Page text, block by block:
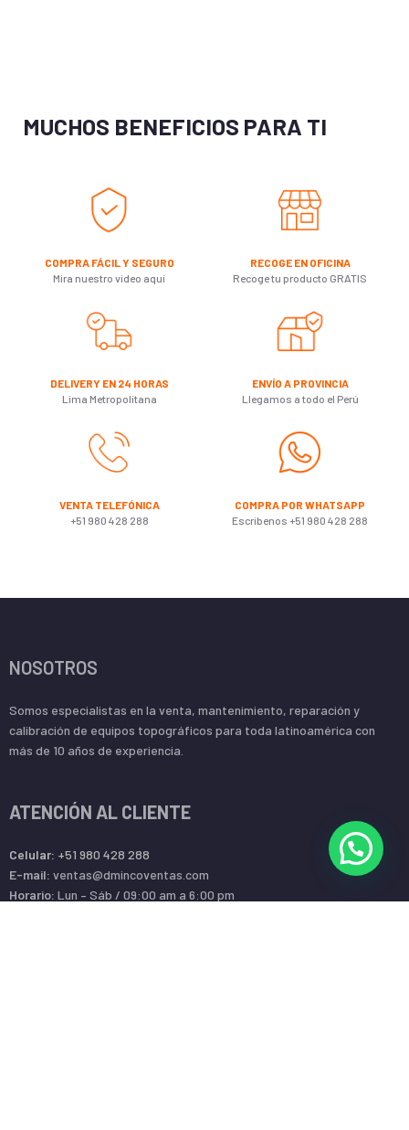
MUCHOS BENEFICIOS PARA TI
COMPRA FÁCIL Y SEGURO
Mira nuestro video aquí
RECOGE EN OFICINA
Recoge tu producto GRATIS
DELIVERY EN 24 HORAS
Lima Metropolitana
ENVÍO A PROVINCIA
Llegamos a todo el Perú
VENTA TELEFÓNICA
+51 980 428 288
COMPRA POR WHATSAPP
Escribenos +51 980 428 288
NOSOTROS
Somos especialistas en la venta, mantenimiento, reparación y
calibración de equipos topográficos para toda latinoamérica con
más de 10 años de experiencia.
ATENCIÓN AL CLIENTE
Celular: +51 980 428 288
E-mail: ventas@dmincoventas.com
Horario: Lun – Sáb / 09:00 am a 6:00 pm